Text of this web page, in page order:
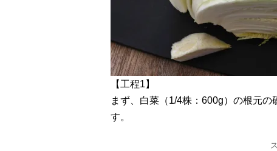
【工程1】
まず、白菜（1/4株：600g）の根元
す。